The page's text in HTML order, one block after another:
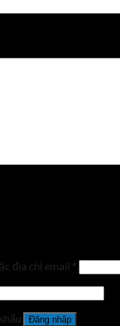
địa chỉ email *
Đăng nhập